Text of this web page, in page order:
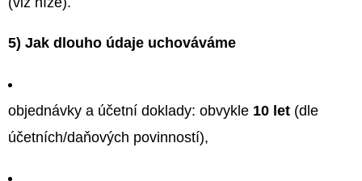
5) Jak dlouho údaje uchováváme
objednávky a účetní doklady: obvykle 10 let (dle
účetních/daňových povinností),